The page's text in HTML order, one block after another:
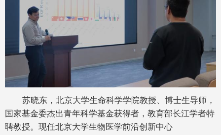
苏晓东，北京大学生命科学学院教授、博士生导师，
国家基金委杰出青年科学基金获得者，教育部长江学者特
聘教授。现任北京大学生物医学前沿创新中心